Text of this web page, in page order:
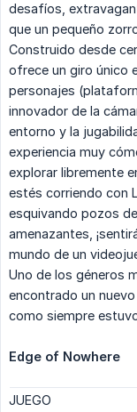
desafíos,
que un pequeño
Construido desde
ofrece un giro único
personajes
innovador de la
entorno y la
experiencia muy
explorar libremente
estés corriendo con
esquivando pozos
amenazantes,
mundo de un
Uno de los géneros
encontrado un
como siempre
Edge of Nowhere
JUEGO